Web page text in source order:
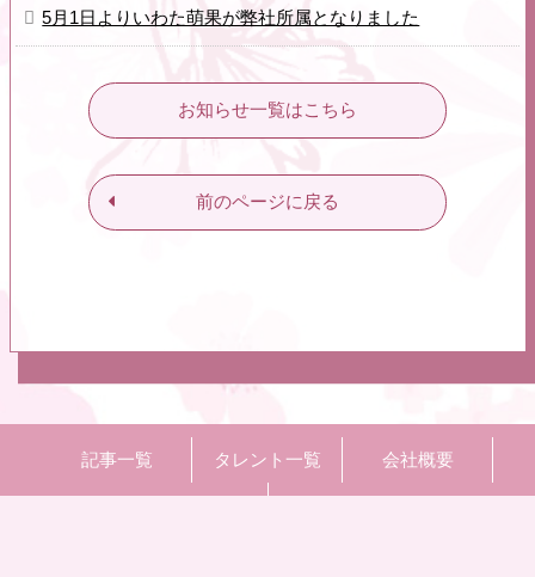
5月1日よりいわた萌果が弊社所属となりました
お知らせ一覧はこちら
前のページに戻る
記事一覧 タレント一覧 会社概要